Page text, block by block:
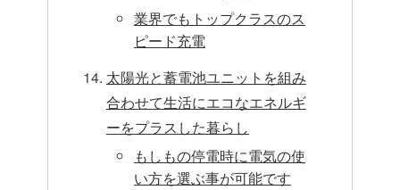
業界でもトップクラスのス
ピード充電
太陽光と蓄電池ユニットを組み
合わせて生活にエコなエネルギ
ーをプラスした暮らし
もしもの停電時に電気の使
い方を選ぶ事が可能です